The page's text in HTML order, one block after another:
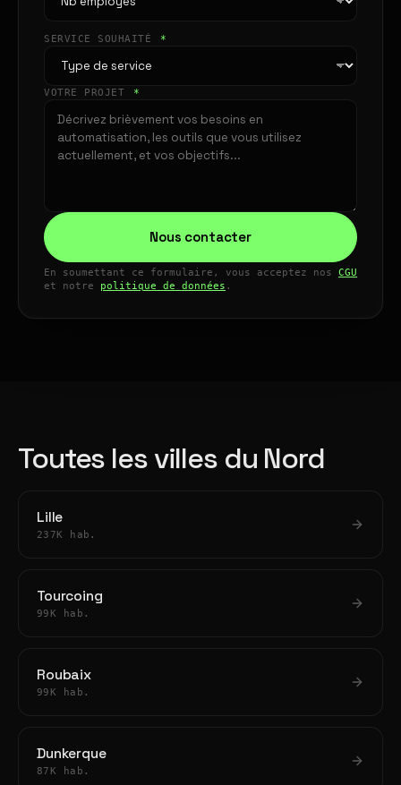
SERVICE SOUHAITÉ *
VOTRE PROJET *
Nous contacter
En soumettant ce formulaire, vous acceptez nos CGU
et notre politique de données .
Toutes les villes du Nord
Lille
237K hab.
Tourcoing
99K hab.
Roubaix
99K hab.
Dunkerque
87K hab.